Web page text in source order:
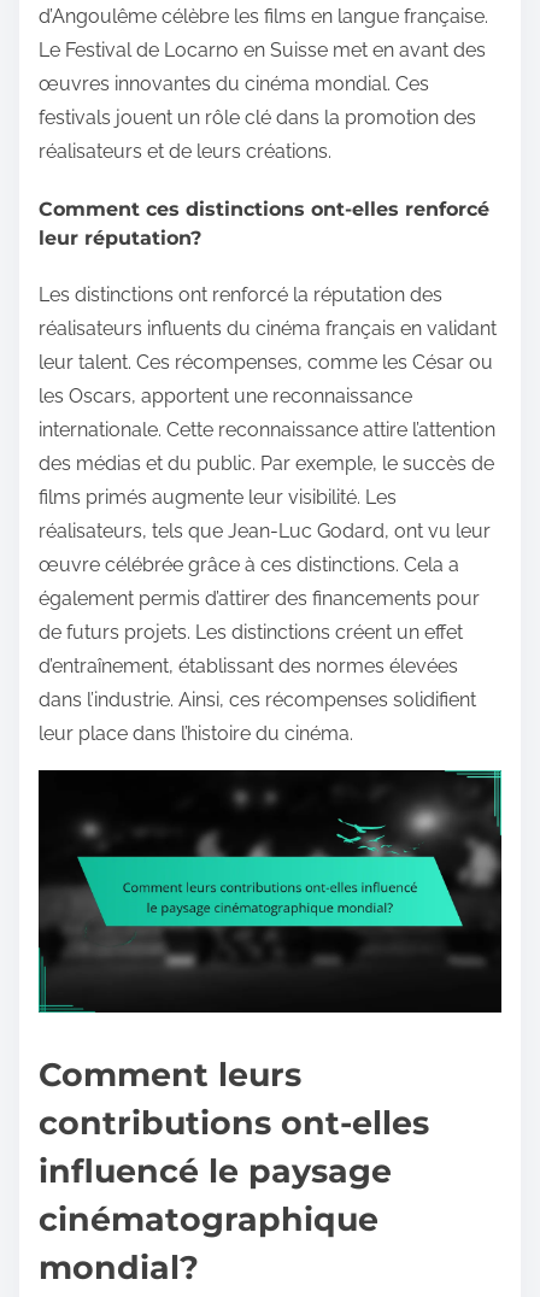
d’Angoulême célèbre les films en langue française.
Le Festival de Locarno en Suisse met en avant des
œuvres innovantes du cinéma mondial. Ces
festivals jouent un rôle clé dans la promotion des
réalisateurs et de leurs créations.
Comment ces distinctions ont-elles renforcé
leur réputation?
Les distinctions ont renforcé la réputation des
réalisateurs influents du cinéma français en validant
leur talent. Ces récompenses, comme les César ou
les Oscars, apportent une reconnaissance
internationale. Cette reconnaissance attire l’attention
des médias et du public. Par exemple, le succès de
films primés augmente leur visibilité. Les
réalisateurs, tels que Jean-Luc Godard, ont vu leur
œuvre célébrée grâce à ces distinctions. Cela a
également permis d’attirer des financements pour
de futurs projets. Les distinctions créent un effet
d’entraînement, établissant des normes élevées
dans l’industrie. Ainsi, ces récompenses solidifient
leur place dans l’histoire du cinéma.
Comment leurs
contributions ont-elles
influencé le paysage
cinématographique
mondial?